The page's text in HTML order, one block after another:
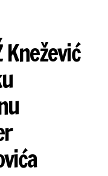
Knežević